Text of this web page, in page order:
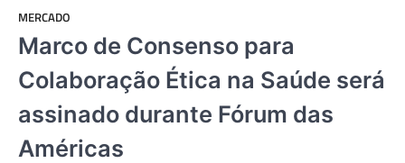
MERCADO
Marco de Consenso para
Colaboração Ética na Saúde será
assinado durante Fórum das
Américas